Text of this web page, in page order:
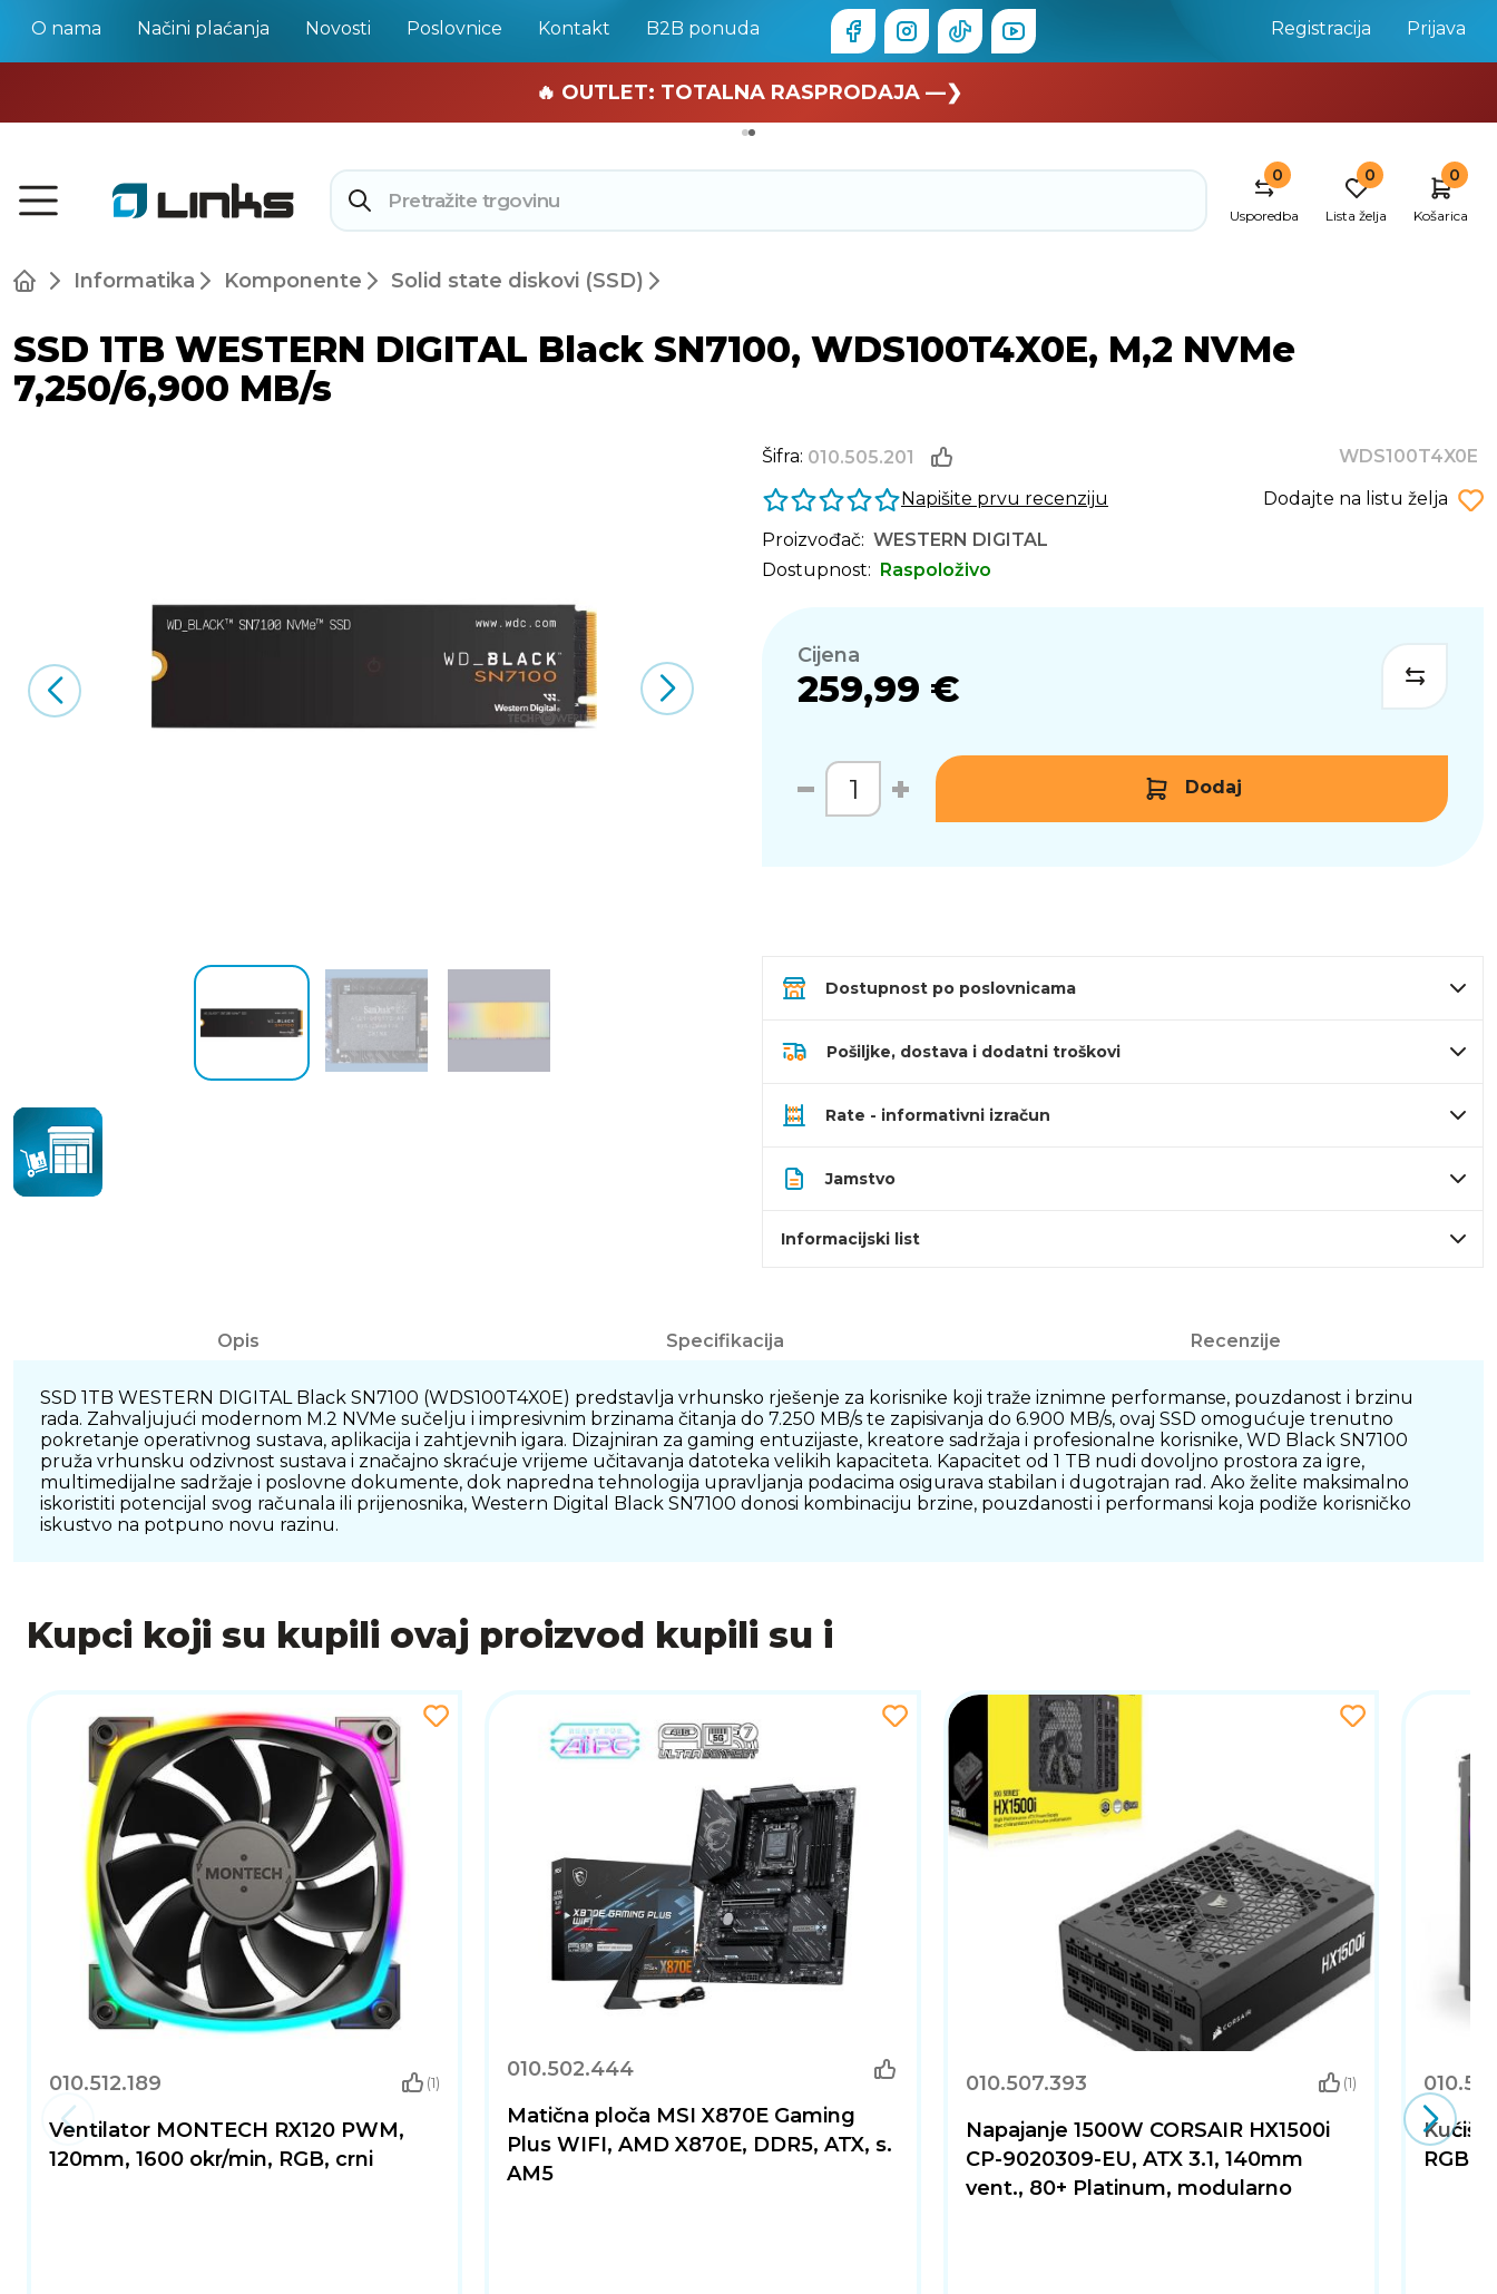
O nama Načini plaćanja Novosti Poslovnice Kontakt B2B ponuda Registracija Prijava
🏄 Zaslužuješ odmor —❯
🔥 OUTLET: TOTALNA RASPRODAJA —❯
0
Usporedba
0
Lista želja
0
Košarica
Informatika Komponente Solid state diskovi (SSD)
SSD 1TB WESTERN DIGITAL Black SN7100, WDS100T4X0E, M,2 NVMe
7,250/6,900 MB/s
Šifra: 010.505.201
WDS100T4X0E
Napišite prvu recenziju
Dodajte na listu želja
Proizvođač: WESTERN DIGITAL
Dostupnost: Raspoloživo
Cijena
259,99 €
Dodaj
Dostupnost po poslovnicama
Pošiljke, dostava i dodatni troškovi
Rate - informativni izračun
Jamstvo
Informacijski list
Opis Specifikacija Recenzije
SSD 1TB WESTERN DIGITAL Black SN7100 (WDS100T4X0E) predstavlja vrhunsko rješenje za korisnike koji traže iznimne performanse, pouzdanost i brzinu
rada. Zahvaljujući modernom M.2 NVMe sučelju i impresivnim brzinama čitanja do 7.250 MB/s te zapisivanja do 6.900 MB/s, ovaj SSD omogućuje trenutno
pokretanje operativnog sustava, aplikacija i zahtjevnih igara. Dizajniran za gaming entuzijaste, kreatore sadržaja i profesionalne korisnike, WD Black SN7100
pruža vrhunsku odzivnost sustava i značajno skraćuje vrijeme učitavanja datoteka velikih kapaciteta. Kapacitet od 1 TB nudi dovoljno prostora za igre,
multimedijalne sadržaje i poslovne dokumente, dok napredna tehnologija upravljanja podacima osigurava stabilan i dugotrajan rad. Ako želite maksimalno
iskoristiti potencijal svog računala ili prijenosnika, Western Digital Black SN7100 donosi kombinaciju brzine, pouzdanosti i performansi koja podiže korisničko
iskustvo na potpuno novu razinu.
Kupci koji su kupili ovaj proizvod kupili su i
010.512.189 (1)
Ventilator MONTECH RX120 PWM,
120mm, 1600 okr/min, RGB, crni
010.502.444
Matična ploča MSI X870E Gaming
Plus WIFI, AMD X870E, DDR5, ATX, s.
AM5
010.507.393 (1)
Napajanje 1500W CORSAIR HX1500i
CP-9020309-EU, ATX 3.1, 140mm
vent., 80+ Platinum, modularno
RGB,